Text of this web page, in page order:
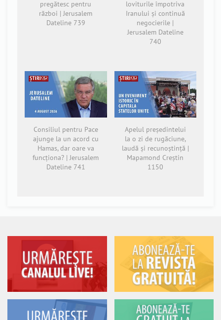
pregătesc pentru
război | Jerusalem
Dateline 739
loviturile împotriva
Iranului și continuă
negocierile |
Jerusalem Dateline
740
Consiliul pentru Pace
ajunge la un acord cu
Hamas, dar oare va
funcționa? | Jerusalem
Dateline 741
Apelul președintelui
la o zi de rugăciune,
laudă și recunoștință |
Mapamond Creștin
1150